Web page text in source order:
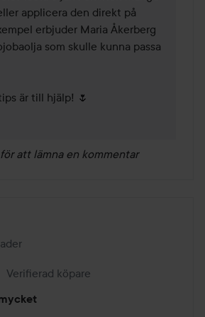
applicera den direkt på
erbjuder Maria Åkerberg
som skulle kunna passa
är till hjälp! 🌷
för att lämna en kommentar
skapades 10 månader
Verifierad köpare